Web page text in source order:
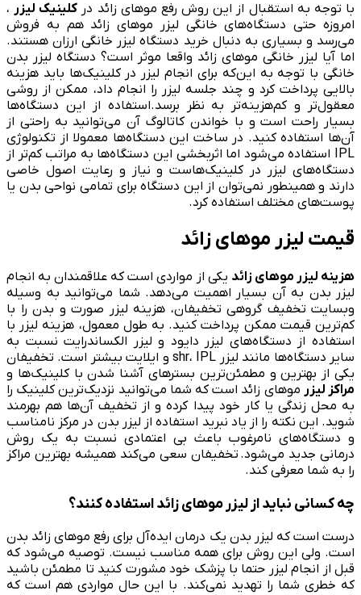
با توجه به استقبال از این روش رفع موهای زائد در کلینیک لیزر،
امروزه حتی دستگاه‌های خانگی لیزر موهای زائد هم به فروش
می‌رسد و بسیاری به دنبال خرید دستگاه لیزر خانگی ارزان هستند.
اما آیا لیزر خانگی موهای زائد واقعا موثر است؟ دستگاه لیزر بدن
خانگی با توجه به این‌که برای انجام لیزر در کلینیک‌ها باید هزینه‌
بالایی پرداخت کرد و چند جلسه لیزر را انجام داد، ممکن از روشی
معقول‌تر و کم‌هزینه‌تر به نظر برسد.استفاده از این دستگاه‌ها
بسیار راحت است و با خواندن کاتالوگ آن می‌توانید به راحتی از
آن‌ها استفاده کنید. در ساخت این دستگاه‌ها معمولا از تکنولوژی
IPL استفاده می‌شود اما اثربخشی این دستگاه‌ها به مراتب کم‌تر از
دستگاه‌های لیزر در کلینیک‌هاست و نیاز و رعایت اصول خاصی
دارند و همینطور نمی‌توان از این دستگاه برای تمامی نواحی بدن یا
پوست‌های مختلف استفاده کرد.
قیمت لیزر موهای زائد
هزینه لیزر موهای زائد یکی از مواردی است که علاقمندان به انجام
لیزر بدن به آن بسیار اهمیت می‌دهد. شما می‌توانید به وسیله
وبسایت تخفیف گروهی تخفیفان، هزینه لیزر صورت و بدن را با
کم‌ترین قیمت ممکن پرداخت کنید. به طول معمول، هزینه لیزر با
استفاده از دستگاه‌های لیزر دایود و لیزر الکساندرایت نسبت به
سایر دستگاه‌ها مانند لیزر shr، IPL و ایلایت بیشتر است. تخفیفان
یکی از بهترین و مطمئن‌ترین بسترهای آشنا شدن با کلینیک‌ها و
مراکز لیزر موهای زائد است که شما می‌توانید نزدیک‌ترین کلینیک را
به محل زندگی یا کار خود پیدا کرده و از تخفیف آن‌ها هم بهرمند
شوید. این نکته را از یاد نبرید استفاده از لیزر بدن در مرکز نامناسب
و دستگاه‌های نامرغوب باعث بی اعتمادی نسبت به یک روش
درمانی جدید می‌شود. تخفیفان سعی می‌کند همیشه بهترین مراکز
را به شما معرفی کند.
چه کسانی نباید از لیزر موهای زائد استفاده کنند؟
درست است که لیزر بدن یک درمان ایده‌آل برای رفع موهای زائد بدن
است. ولی این روش برای همه مناسب نیست. توصیه می‌شود که
قبل از انجام لیزر حتما با پزشک خود مشورت کنید تا مطمئن باشید
که خطری شما را تهدید نمی‌کند. با این حال مواردی هم است که